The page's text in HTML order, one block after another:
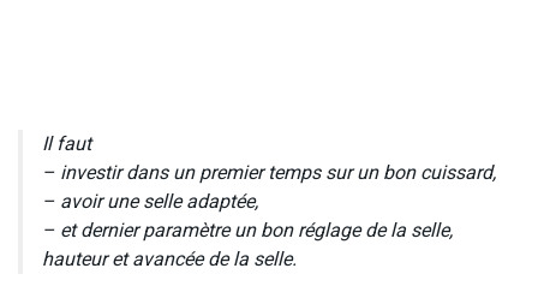
Il faut
– investir dans un premier temps sur un bon cuissard,
– avoir une selle adaptée,
– et dernier paramètre un bon réglage de la selle,
hauteur et avancée de la selle.